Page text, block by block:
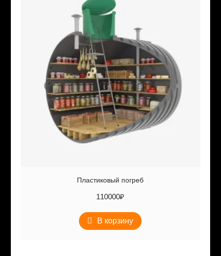
Пластиковый погреб
110000₽
В корзину